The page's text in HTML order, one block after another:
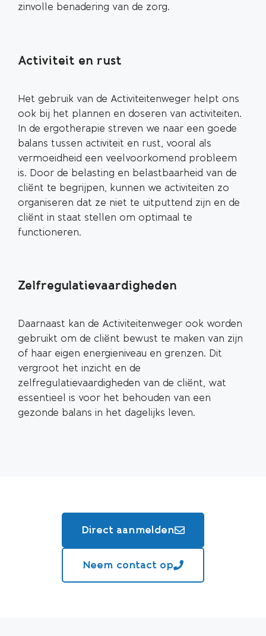
zinvolle benadering van de zorg.
Activiteit en rust
Het gebruik van de Activiteitenweger helpt ons
ook bij het plannen en doseren van activiteiten.
In de ergotherapie streven we naar een goede
balans tussen activiteit en rust, vooral als
vermoeidheid een veelvoorkomend probleem
is. Door de belasting en belastbaarheid van de
cliënt te begrijpen, kunnen we activiteiten zo
organiseren dat ze niet te uitputtend zijn en de
cliënt in staat stellen om optimaal te
functioneren.
Zelfregulatievaardigheden
Daarnaast kan de Activiteitenweger ook worden
gebruikt om de cliënt bewust te maken van zijn
of haar eigen energieniveau en grenzen. Dit
vergroot het inzicht en de
zelfregulatievaardigheden van de cliënt, wat
essentieel is voor het behouden van een
gezonde balans in het dagelijks leven.
Direct aanmelden
Neem contact op